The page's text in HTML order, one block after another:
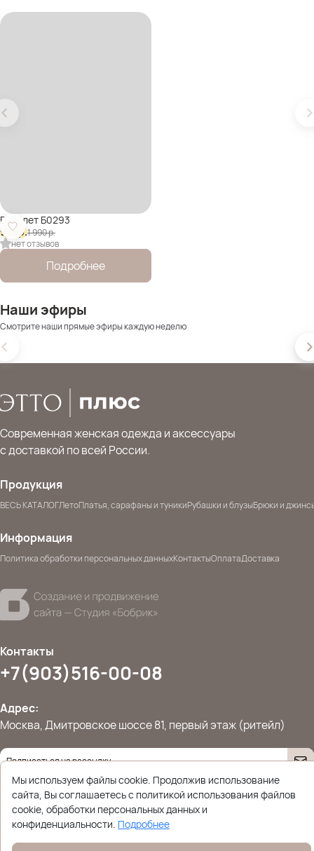
Браслет Б0293
995 р.1 990р.
нет отзывов
Подробнее
Наши эфиры
Смотрите наши прямые эфиры каждую неделю
Современная женская одежда и аксессуары
с доставкой по всей России.
Продукция
ВЕСЬ КАТАЛОГЛетоПлатья, сарафаны и туникиРубашки и блузыБрюки и
Информация
Политика обработки персональных данныхКонтактыОплатаДоставка
Контакты
+7(903)516-00-08
Адрес:
Москва, Дмитровское шоссе 81, первый этаж (ритейл)
Даю согласие наобработку персональных данных
© 2026 Ettoplus.ru — Все права защищены.
Политика конфиденциальности
Мы используем файлы cookie. Продолжив использование
сайта, Вы соглашаетесь с политикой использования файлов
cookie, обработки персональных данных и
конфиденциальности. Подробнее